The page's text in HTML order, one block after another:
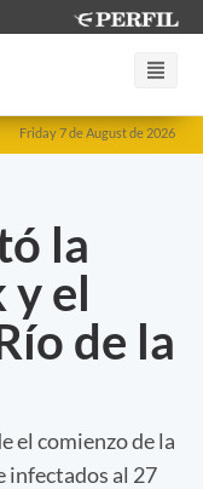
Friday 7 de August de 2026
la
y el
de la
el comienzo de la
infectados al 27